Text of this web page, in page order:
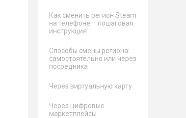
Как сменить регион Steam
на телефоне – пошаговая
инструкция
Способы смены региона:
самостоятельно или через
посредника
Через виртуальную карту
Через цифровые
маркетплейсы